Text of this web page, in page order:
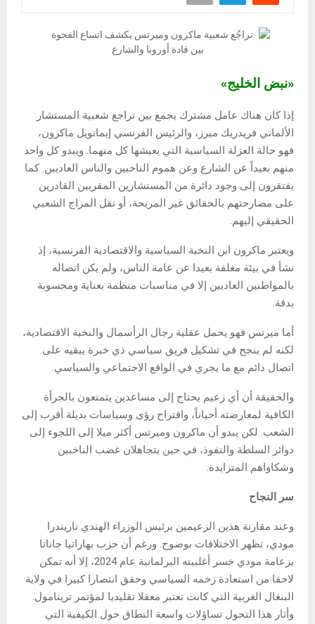
«نبض الخليج»
إذا كان هناك عامل مشترك يجمع بين تراجع شعبية المستشار
الألماني فريدريك ميرز، والرئيس الفرنسي إيمانويل ماكرون،
فهو حالة العزلة السياسية التي يعيشها كل منهما. ويبدو كل واحد
منهم بعيداً عن الشارع وعن هموم الناخبين والناس العاديين. كما
يفتقرون إلى وجود دائرة من المستشارين المقربين القادرين
على مصارحتهم بالحقائق غير المريحة، أو نقل المزاج الشعبي
الحقيقي إليهم.
ويعتبر ماكرون ابن النخبة السياسية والاقتصادية الفرنسية، إذ
نشأ في بيئة مغلقة بعيدا عن عامة الناس، ولم يكن اتصاله
بالمواطنين العاديين إلا في مناسبات منظمة بعناية ومحسوبة
بدقة.
أما ميرتس فهو يحمل عقلية رجال الرأسمال والنخبة الاقتصادية،
لكنه لم ينجح في تشكيل فريق سياسي ذي خبرة يبقيه على
اتصال دائم مع ما يجري في الواقع الاجتماعي والسياسي.
والحقيقة أن أي زعيم يحتاج إلى مساعدين يتمتعون بالجرأة
الكافية لمعارضته أحياناً، واقتراح رؤى وسياسات بديلة أقرب إلى
الشعب. لكن يبدو أن ماكرون وميرتس أكثر ميلا إلى اللجوء إلى
دوائر السلطة والنفوذ، في حين يتجاهلان غضب الناخبين
وشكاواهم المتزايدة.
سر النجاح
وعند مقارنة هذين الزعيمين برئيس الوزراء الهندي ناريندرا
مودي، تظهر الاختلافات بوضوح. ورغم أن حزب بهاراتيا جاناتا
بزعامة مودي خسر أغلبيته البرلمانية عام 2024، إلا أنه تمكن
لاحقا من استعادة زخمه السياسي وحقق انتصارا كبيرا في ولاية
البنغال الغربية التي كانت تعتبر معقلا تقليديا لمؤتمر ترينامول.
وأثار هذا التحول تساؤلات واسعة النطاق حول الكيفية التي